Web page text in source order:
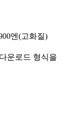
엔(고화질)
운로드 형식을